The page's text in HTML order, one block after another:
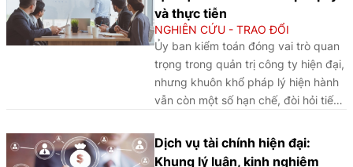
và thực tiễn
NGHIÊN CỨU - TRAO ĐỔI
Ủy ban kiểm toán đóng vai trò quan
trọng trong quản trị công ty hiện đại,
nhưng khuôn khổ pháp lý hiện hành
vẫn còn một số hạn chế, đòi hỏi tiếp
giám sát và tăng cường tính minh
bạch cho doanh nghiệp niêm yết.
Dịch vụ tài chính hiện đại:
Khung lý luận, kinh nghiệm